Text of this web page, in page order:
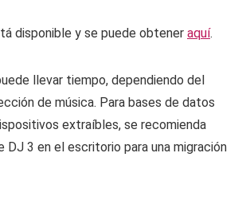
disponible y se puede obtener aquí.
llevar tiempo, dependiendo del
de música. Para bases de datos
extraíbles, se recomienda
DJ 3 en el escritorio para una migración